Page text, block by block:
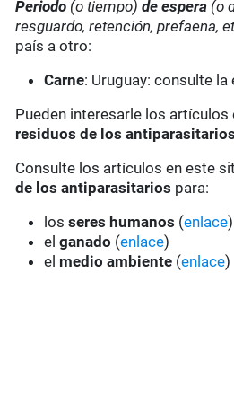
Periodo (o tiempo) de espera (o
resguardo, retención, prefaena,
país a otro:
Carne: Uruguay: consulte la
Pueden interesarle los
residuos de los antiparasitarios
Consulte los artículos en este
de los antiparasitarios para:
losseres humanos (enlace)
elganado (enlace)
el medio ambiente (enlace)